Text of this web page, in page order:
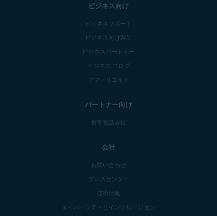
ビジネス向け
ビジネスサポート
ビジネス向け製品
ビジネスパートナー
ビジネス ブログ
アフィリエイト
パートナー向け
携帯電話会社
会社
お問い合わせ
プレスセンター
技術情報
ダイバーシティとインクルージョン